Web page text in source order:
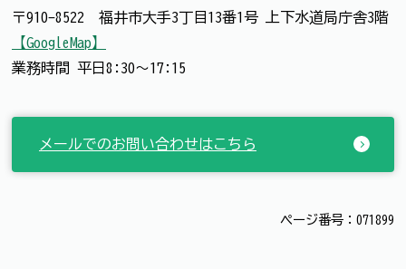
〒910-8522 福井市大手3丁目13番1号 上下水道局庁舎3階
【GoogleMap】
業務時間 平日8:30～17:15
メールでのお問い合わせはこちら
ページ番号：071899